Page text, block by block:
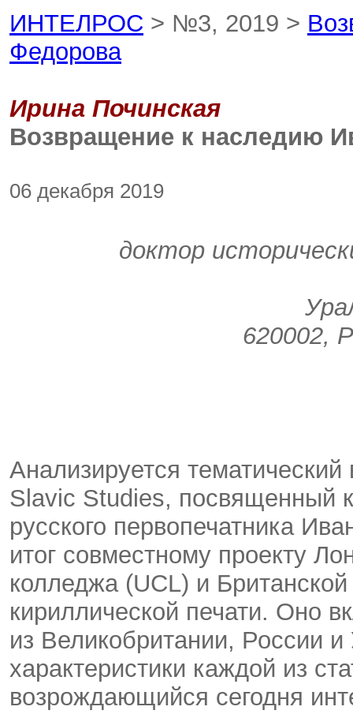
ИНТЕЛРОС > №3, 2019 >
Федорова
Ирина Починская
Возвращение к наследию
06 декабря 2019
доктор
620002,
Анализируется
Slavic Studies, посвященный
русского первопечатника
итог совместному проекту
колледжа (UCL) и
кириллической печати. Оно
из Великобритании, России
характеристики каждой из
возрождающийся сегодня